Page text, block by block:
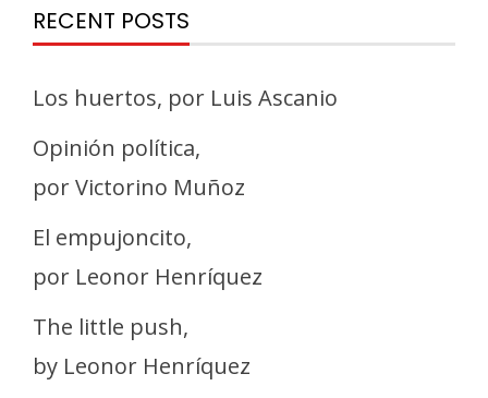
RECENT POSTS
Los huertos, por Luis Ascanio
Opinión política,
por Victorino Muñoz
El empujoncito,
por Leonor Henríquez
The little push,
by Leonor Henríquez